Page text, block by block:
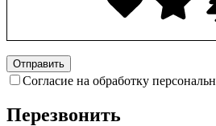
Согласие на обработку
Перезвонить